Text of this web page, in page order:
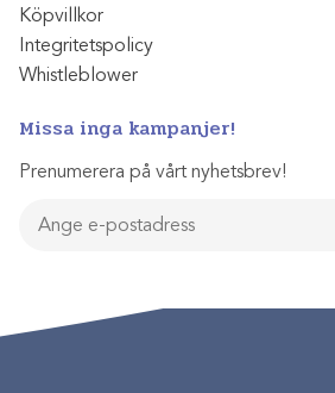
Köpvillkor
Integritetspolicy
Whistleblower
Missa inga kampanjer!
Prenumerera på vårt nyhetsbrev!